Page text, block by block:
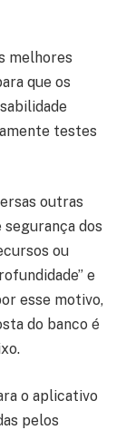
melhores
que os
testes
outras
dos
ou
e
esse motivo,
do banco é
o aplicativo
pelos